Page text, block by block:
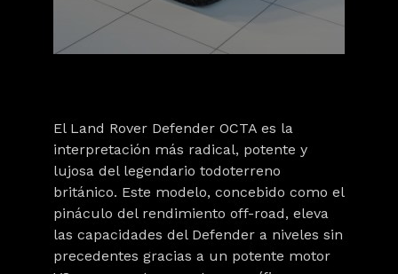
El Land Rover Defender OCTA es la
interpretación más radical, potente y
lujosa del legendario todoterreno
británico. Este modelo, concebido como el
pináculo del rendimiento off-road, eleva
las capacidades del Defender a niveles sin
precedentes gracias a un potente motor